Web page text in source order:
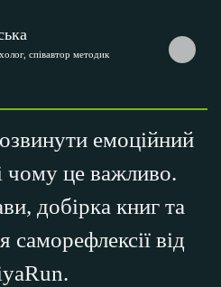
співавтор методик
емоційний
чому це важливо.
добірка книг та
саморефлексії від